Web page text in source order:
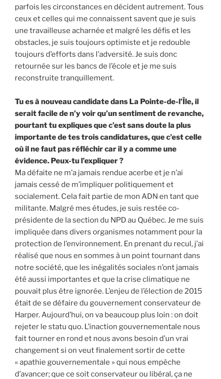
parfois les circonstances en décident autrement. Tous
ceux et celles qui me connaissent savent que je suis
une travailleuse acharnée et malgré les défis et les
obstacles, je suis toujours optimiste et je redouble
toujours d’efforts dans l’adversité. Je suis donc
retournée sur les bancs de l’école et je me suis
reconstruite tranquillement.
Tu es à nouveau candidate dans La Pointe-de-l’Île, il
serait facile de n’y voir qu’un sentiment de revanche,
pourtant tu expliques que c’est sans doute la plus
importante de tes trois candidatures, que c’est celle
où il ne faut pas réfléchir car il y a comme une
évidence. Peux-tu l’expliquer ?
Ma défaite ne m’a jamais rendue acerbe et je n’ai
jamais cessé de m’impliquer politiquement et
socialement. Cela fait partie de mon ADN en tant que
militante. Malgré mes études, je suis restée co-
présidente de la section du NPD au Québec. Je me suis
impliquée dans divers organismes notamment pour la
protection de l’environnement. En prenant du recul, j’ai
réalisé que nous en sommes à un point tournant dans
notre société, que les inégalités sociales n’ont jamais
été aussi importantes et que la crise climatique ne
pouvait plus être ignorée. L’enjeu de l’élection de 2015
était de se défaire du gouvernement conservateur de
Harper. Aujourd’hui, on va beaucoup plus loin : on doit
rejeter le statu quo. L’inaction gouvernementale nous
fait tourner en rond et nous avons besoin d’un vrai
changement si on veut finalement sortir de cette
« apathie gouvernementale » qui nous empêche
d’avancer; que ce soit conservateur ou libéral, ça ne